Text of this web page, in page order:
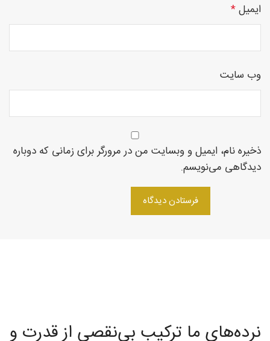
روتاری
در
ایمیل*
وب‌ سایت
ذخیره نام، ایمیل و وبسایت من در مرورگر برای زمانی که دوباره
دیدگاهی می‌نویسم.
نرده‌های ما ترکیب بی‌نقصی از قدرت و